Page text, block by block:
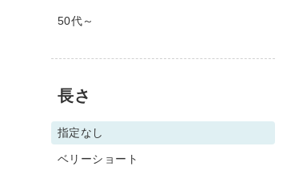
50代～
長さ
指定なし
ベリーショート